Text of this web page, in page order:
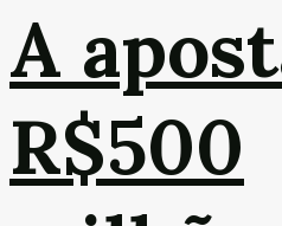
A
R$500